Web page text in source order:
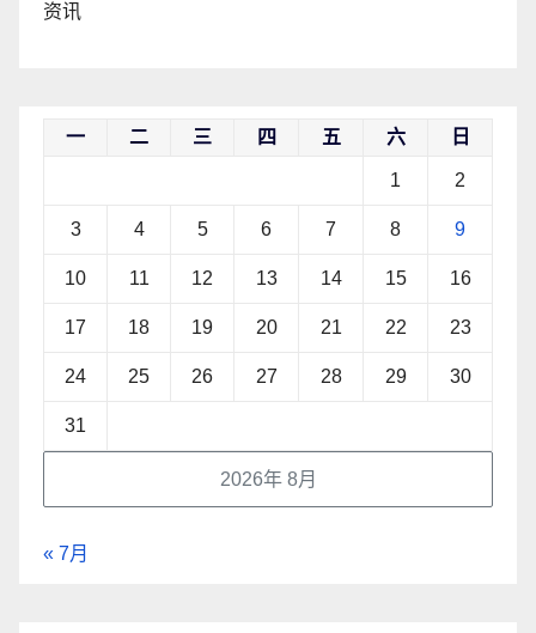
资讯
2026年 8月
一 二 三 四 五 六 日
1 2
3 4 5 6 7 8 9
10 11 12 13 14 15 16
17 18 19 20 21 22 23
24 25 26 27 28 29 30
31
« 7月